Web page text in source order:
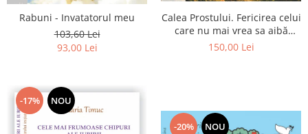
Rabuni - Invatatorul meu
103,60 Lei
93,00 Lei
Calea Prostului. Fericirea celui
care nu mai vrea sa aibă
dreptate - Intoarcerea la
150,00 Lei
-17% NOU
-20% NOU